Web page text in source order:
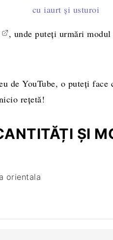
cu iaurt și usturoi
, unde puteți urmări
de YouTube, o puteți face
rețetă!
ȘI